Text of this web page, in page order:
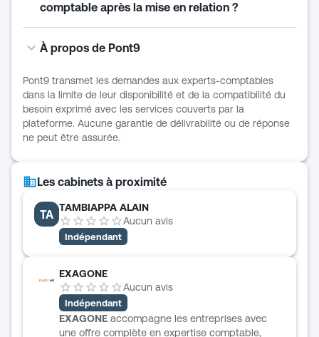
comptable après la mise en relation ?
À propos de Pont9
Pont9 transmet les demandes aux experts-comptables
dans la limite de leur disponibilité et de la compatibilité du
besoin exprimé avec les services couverts par la
plateforme. Aucune garantie de délivrabilité ou de réponse
ne peut être assurée.
Les cabinets à proximité
TA
TAMBIAPPA ALAIN
Aucun avis
Indépendant
EXAGONE
Aucun avis
Indépendant
EXAGONE accompagne les entreprises avec
une offre complète en expertise comptable,